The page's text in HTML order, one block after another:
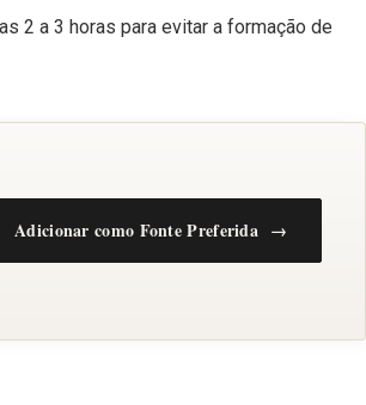
2 a 3 horas para evitar a formação de
Adicionar como Fonte Preferida →